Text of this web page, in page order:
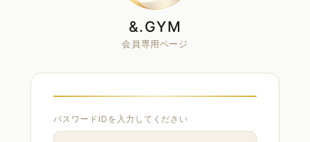
&.GYM
会員専用ページ
パスワードIDを入力してください